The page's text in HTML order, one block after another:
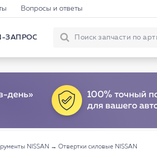
Вопросы и ответы
ЗАПРОС
NISSAN → Отвертки силовые NISSAN